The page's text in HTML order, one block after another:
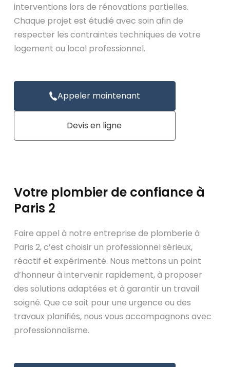
interventions lors de rénovations partielles.
Chaque projet est étudié avec soin afin de
respecter les contraintes techniques de votre
logement ou local professionnel.
Appeler maintenant
Devis en ligne
Votre plombier de confiance à
Paris 2
Faire appel à notre entreprise de plomberie à
Paris 2, c’est choisir un professionnel sérieux,
réactif et expérimenté. Nous mettons un point
d’honneur à intervenir rapidement, à proposer
des solutions adaptées et à garantir un travail
soigné. Que ce soit pour une urgence ou des
travaux planifiés, nous vous accompagnons avec
professionnalisme.